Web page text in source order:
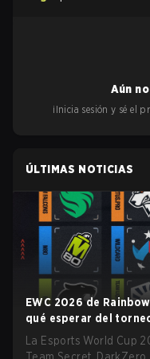
Aún
¡Inicia sesión y sé el
ÚLTIMAS NOTICIAS
EWC 2026 de
qué esperar del
La Esports World Cup